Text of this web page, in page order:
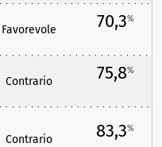
Favorevole 70,3%
Contrario 75,8%
Contrario 83,3%